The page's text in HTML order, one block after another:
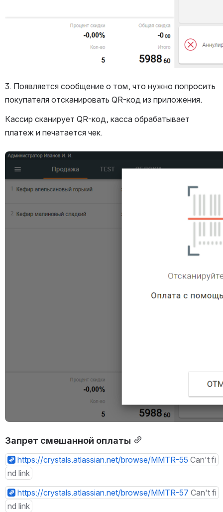
3. Появляется сообщение о том, что нужно попросить
покупателя отсканировать QR-код из приложения.
Кассир сканирует QR-код, касса обрабатывает
платеж и печатается чек.
Открыть файл «»
Запрет смешанной оплаты
https://crystals.atlassian.net/browse/MMTR-55 Can't fi
nd link
https://crystals.atlassian.net/browse/MMTR-57 Can't fi
nd link